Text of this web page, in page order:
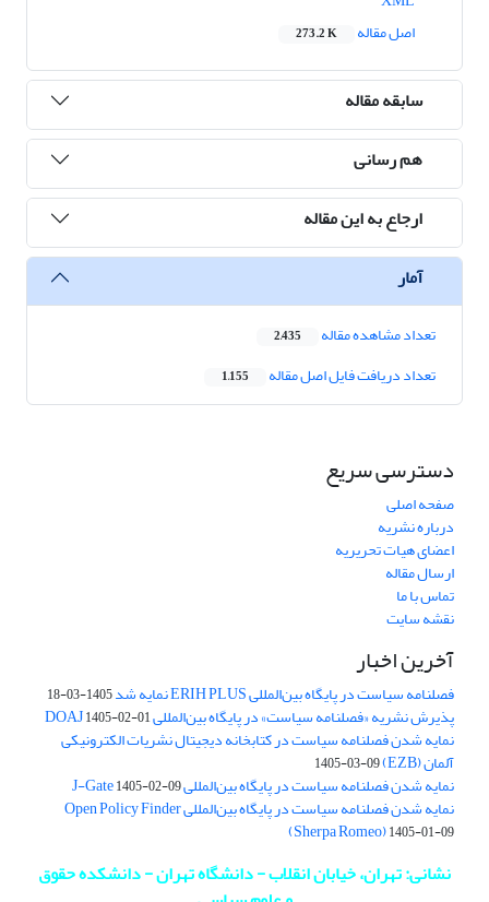
اصل مقاله
273.2 K
سابقه مقاله
هم رسانی
ارجاع به این مقاله
آمار
تعداد مشاهده مقاله 2,435
تعداد دریافت فایل اصل مقاله 1,155
دسترسی سریع
صفحه اصلی
درباره نشریه
اعضای هیات تحریریه
ارسال مقاله
تماس با ما
نقشه سایت
آخرین اخبار
فصلنامه سیاست در پایگاه بین‌المللی ERIH PLUS نمایه شد 1405-03-18
پذیرش نشریه «فصلنامه سیاست» در پایگاه بین‌المللی DOAJ1405-02-01
نمایه شدن فصلنامه سیاست در کتابخانه دیجیتال نشریات الکترونیکی
آلمان (EZB) 1405-03-09
نمایه شدن فصلنامه سیاست در پایگاه بین‌المللی J-Gate1405-02-09
نمایه شدن فصلنامه سیاست در پایگاه بین‌المللی Open Policy Finder
(Sherpa Romeo)1405-01-09
نشانی: تهران، خیابان انقلاب - دانشگاه تهران - دانشکده حقوق